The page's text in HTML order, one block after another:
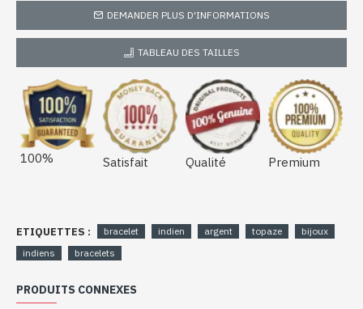
DEMANDER PLUS D'INFORMATIONS
TABLEAU DES TAILLES
100% Satisfait Qualité Premium
ETIQUETTES : bracelet indien argent topaze
bijoux
indiens
bracelets
PRODUITS CONNEXES